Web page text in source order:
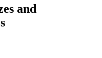
and